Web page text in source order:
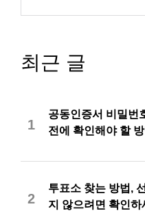
최근 글
1
공동인증서 비밀번
전에 확인해야 할 방
2
투표소 찾는 방법,
지 않으려면 확인하